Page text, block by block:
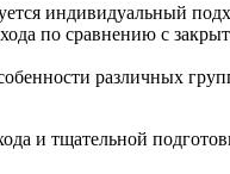
индивидуальный
по сравнению с
различных
и тщательной